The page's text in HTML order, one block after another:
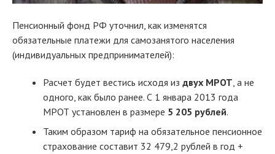
Пенсионный фонд РФ уточнил, как изменятся
обязательные платежи для самозанятого населения
(индивидуальных предпринимателей):
Расчет будет вестись исходя из двух МРОТ, а не
одного, как было ранее. С 1 январа 2013 года
МРОТ установлен в размере 5 205 рублей.
Таким образом тариф на обязательное пенсионное
страхование составит 32 479,2 рублей в год +